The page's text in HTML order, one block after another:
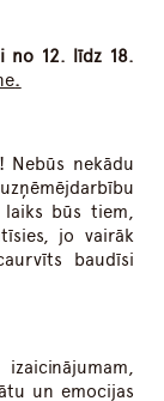
no 12. līdz 1 8.
.
Nebūs nekādu
laiks būs tiem,
jo vairāk
baudīsi
un emocijas